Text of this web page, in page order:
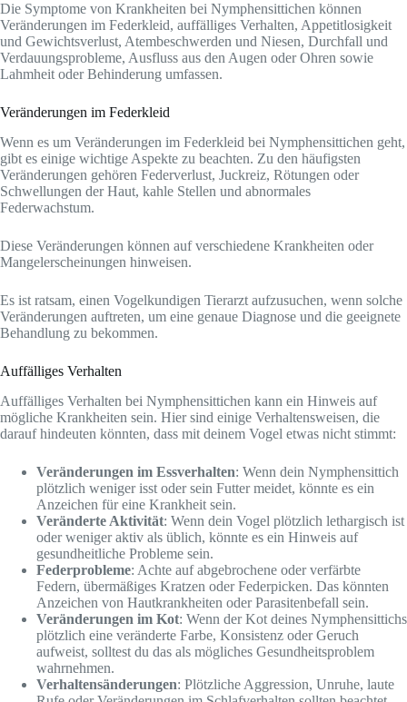
Die Symptome von Krankheiten bei Nymphensittichen können
Veränderungen im Federkleid, auffälliges Verhalten, Appetitlosigkeit
und Gewichtsverlust, Atembeschwerden und Niesen, Durchfall und
Verdauungsprobleme, Ausfluss aus den Augen oder Ohren sowie
Lahmheit oder Behinderung umfassen.
Veränderungen im Federkleid
Wenn es um Veränderungen im Federkleid bei Nymphensittichen geht,
gibt es einige wichtige Aspekte zu beachten. Zu den häufigsten
Veränderungen gehören Federverlust, Juckreiz, Rötungen oder
Schwellungen der Haut, kahle Stellen und abnormales
Federwachstum.
Diese Veränderungen können auf verschiedene Krankheiten oder
Mangelerscheinungen hinweisen.
Es ist ratsam, einen Vogelkundigen Tierarzt aufzusuchen, wenn solche
Veränderungen auftreten, um eine genaue Diagnose und die geeignete
Behandlung zu bekommen.
Auffälliges Verhalten
Auffälliges Verhalten bei Nymphensittichen kann ein Hinweis auf
mögliche Krankheiten sein. Hier sind einige Verhaltensweisen, die
darauf hindeuten könnten, dass mit deinem Vogel etwas nicht stimmt:
Veränderungen im Essverhalten: Wenn dein Nymphensittich
plötzlich weniger isst oder sein Futter meidet, könnte es ein
Anzeichen für eine Krankheit sein.
Veränderte Aktivität: Wenn dein Vogel plötzlich lethargisch ist
oder weniger aktiv als üblich, könnte es ein Hinweis auf
gesundheitliche Probleme sein.
Federprobleme: Achte auf abgebrochene oder verfärbte
Federn, übermäßiges Kratzen oder Federpicken. Das könnten
Anzeichen von Hautkrankheiten oder Parasitenbefall sein.
Veränderungen im Kot: Wenn der Kot deines Nymphensittichs
plötzlich eine veränderte Farbe, Konsistenz oder Geruch
aufweist, solltest du das als mögliches Gesundheitsproblem
wahrnehmen.
Verhaltensänderungen: Plötzliche Aggression, Unruhe, laute